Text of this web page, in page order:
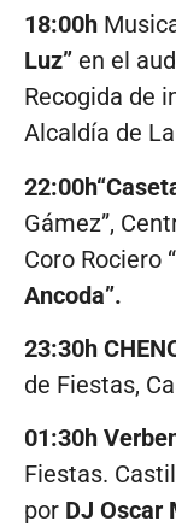
18:00h
Luz” en el
Recogida de
Alcaldía de
Gámez”,
Coro Rociero “
Ancoda”.
23:30h
de Fiestas,
01:30h
Fiestas.
por DJ Oscar